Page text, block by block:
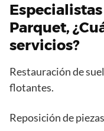
Parquet,
servicios?
Restauración de
flotantes.
Reposición de